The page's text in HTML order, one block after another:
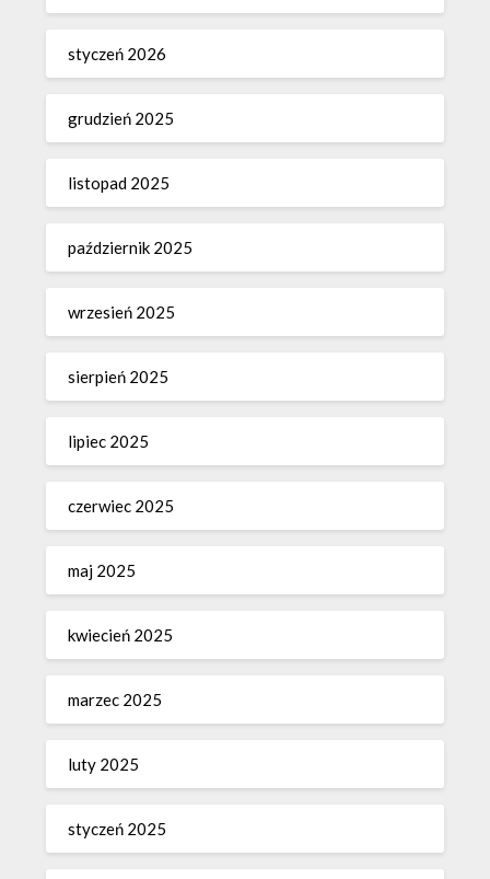
styczeń 2026
grudzień 2025
listopad 2025
październik 2025
wrzesień 2025
sierpień 2025
lipiec 2025
czerwiec 2025
maj 2025
kwiecień 2025
marzec 2025
luty 2025
styczeń 2025